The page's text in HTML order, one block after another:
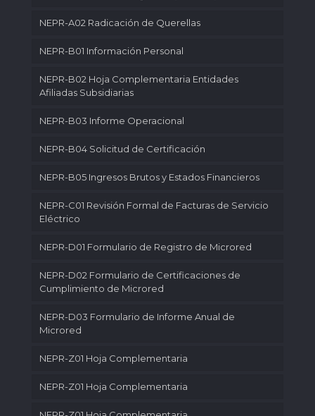
NEPR-A02 Radicación de Querellas
NEPR-B01 Información Personal
NEPR-B02 Hoja Complementaria Entidades
Afiliadas Subsidiarias
NEPR-B03 Informe Operacional
NEPR-B04 Solicitud de Certificación
NEPR-B05 Ingresos Brutos y Estados Financieros
NEPR-C01 Revisión Formal de Facturas de Servicio
Eléctrico
NEPR-D01 Formulario de Registro de Microred
NEPR-D02 Formulario de Certificaciones de
Cumplimiento de Microred
NEPR-D03 Formulario de Informe Anual de
Microred
NEPR-Z01 Hoja Complementaria
NEPR-Z01 Hoja Complementaria